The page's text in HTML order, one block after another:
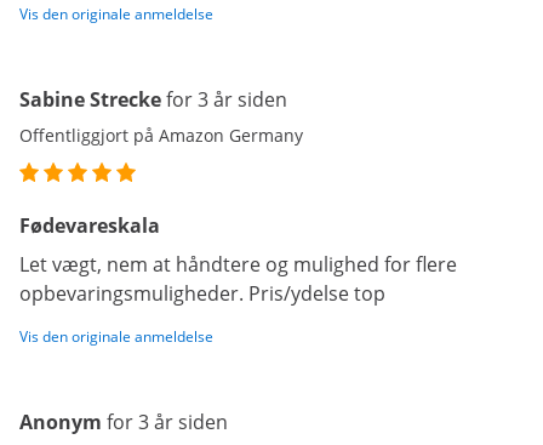
Vis den originale anmeldelse
Sabine Streckefor 3 år siden
Offentliggjort på Amazon Germany
Fødevareskala
Let vægt, nem at håndtere og mulighed for flere
opbevaringsmuligheder. Pris/ydelse top
Vis den originale anmeldelse
Anonym for 3 år siden